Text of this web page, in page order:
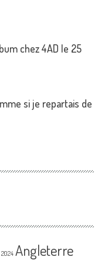
chez 4AD le 25
si je repartais de
2024 Angleterre